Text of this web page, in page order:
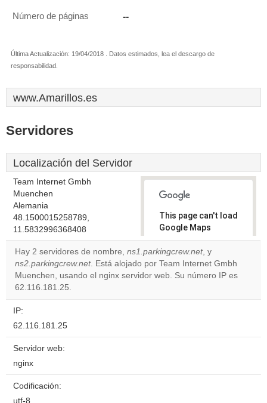
Número de páginas --
Última Actualización: 19/04/2018 . Datos estimados, lea el descargo de
responsabilidad.
www.Amarillos.es
Servidores
Localización del Servidor
Team Internet Gmbh
Muenchen
Alemania
48.1500015258789,
11.5832996368408
This page can't load
Google Maps
correctly.
Do you
own this
OK
Hay 2 servidores de nombre, ns1.parkingcrew.net, y
ns2.parkingcrew.net. Está alojado por Team Internet Gmbh
Muenchen, usando el nginx servidor web. Su número IP es
62.116.181.25.
IP:
62.116.181.25
Servidor web:
nginx
Codificación:
utf-8